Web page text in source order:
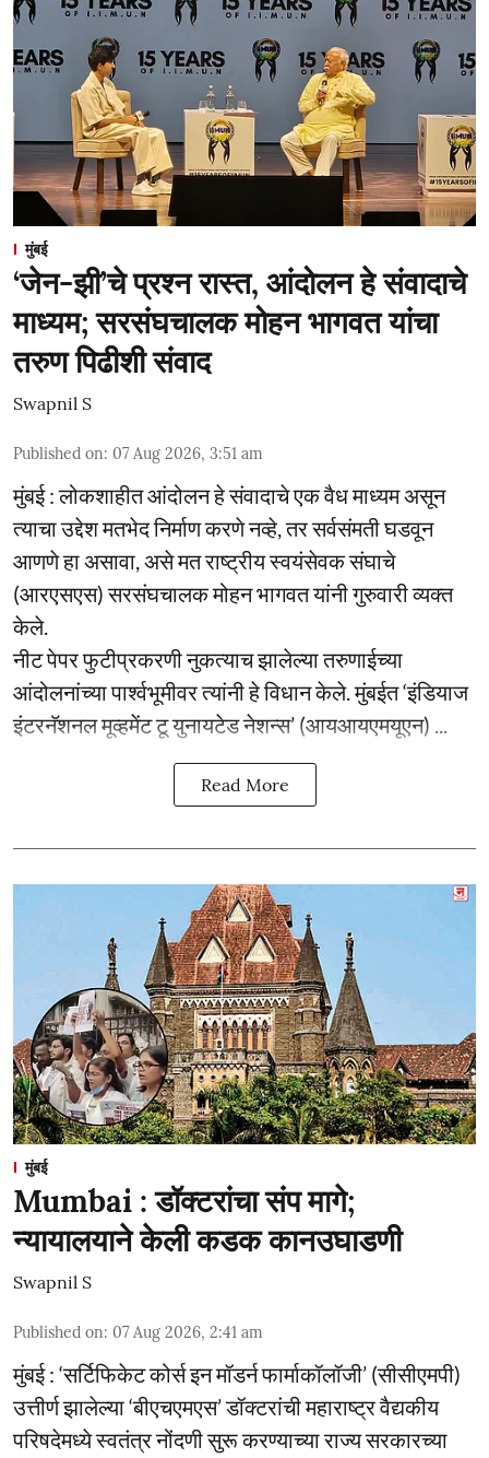
मुंबई
‘जेन-झी’चे प्रश्न रास्त, आंदोलन हे संवादाचे
माध्यम; सरसंघचालक मोहन भागवत यांचा
तरुण पिढीशी संवाद
Swapnil S
Published on: 07 Aug 2026, 3:51 am
मुंबई : लोकशाहीत आंदोलन हे संवादाचे एक वैध माध्यम असून
त्याचा उद्देश मतभेद निर्माण करणे नव्हे, तर सर्वसंमती घडवून
आणणे हा असावा, असे मत राष्ट्रीय स्वयंसेवक संघाचे
(आरएसएस) सरसंघचालक मोहन भागवत यांनी गुरुवारी व्यक्त
केले.
नीट पेपर फुटीप्रकरणी नुकत्याच झालेल्या तरुणाईच्या
आंदोलनांच्या पार्श्वभूमीवर त्यांनी हे विधान केले. मुंबईत ‘इंडियाज
इंटरनॅशनल मूव्हमेंट टू युनायटेड नेशन्स’ (आयआयएमयूएन) ...
Read More
मुंबई
Mumbai : डॉक्टरांचा संप मागे;
न्यायालयाने केली कडक कानउघाडणी
Swapnil S
Published on: 07 Aug 2026, 2:41 am
मुंबई : ‘सर्टिफिकेट कोर्स इन मॉडर्न फार्माकॉलॉजी’ (सीसीएमपी)
उत्तीर्ण झालेल्या ‘बीएचएमएस’ डॉक्टरांची महाराष्ट्र वैद्यकीय
परिषदेमध्ये स्वतंत्र नोंदणी सुरू करण्याच्या राज्य सरकारच्या